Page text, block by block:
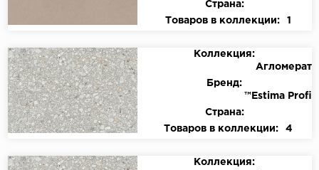
Страна:
Товаров в коллекции:
1
Коллекция:
Агломерат
Бренд:
™Estima Profi
Страна:
Товаров в коллекции:
4
Коллекция: